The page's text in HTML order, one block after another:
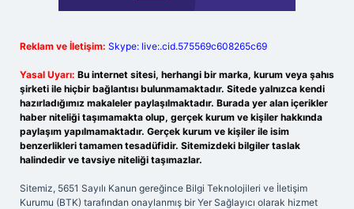
Reklam ve İletişim: Skype: live:.cid.575569c608265c69
Yasal Uyarı: Bu internet sitesi, herhangi bir marka, kurum veya şahıs
şirketi ile hiçbir bağlantısı bulunmamaktadır. Sitede yalnızca kendi
hazırladığımız makaleler paylaşılmaktadır. Burada yer alan içerikler
haber niteliği taşımamakta olup, gerçek kurum ve kişiler hakkında
paylaşım yapılmamaktadır. Gerçek kurum ve kişiler ile isim
benzerlikleri tamamen tesadüfidir. Sitemizdeki bilgiler taslak
halindedir ve tavsiye niteliği taşımazlar.
Sitemiz, 5651 Sayılı Kanun gereğince Bilgi Teknolojileri ve İletişim
Kurumu (BTK) tarafından onaylanmış bir Yer Sağlayıcı olarak hizmet